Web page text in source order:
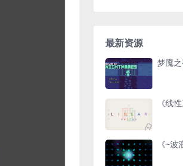
最新资源
梦魇
《线性
《~波